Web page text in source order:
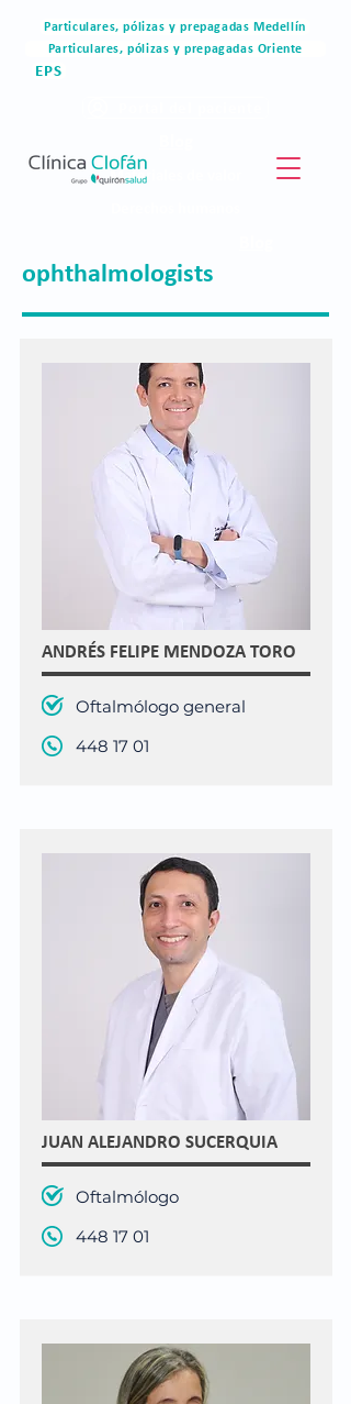
Particulares, pólizas y prepagadas Medellín
Particulares, pólizas y prepagadas Oriente
EPS
Materiales de valor
ophthalmologists
ANDRÉS FELIPE MENDOZA TORO
Oftalmólogo general
448 17 01
JUAN ALEJANDRO SUCERQUIA
Oftalmólogo
448 17 01